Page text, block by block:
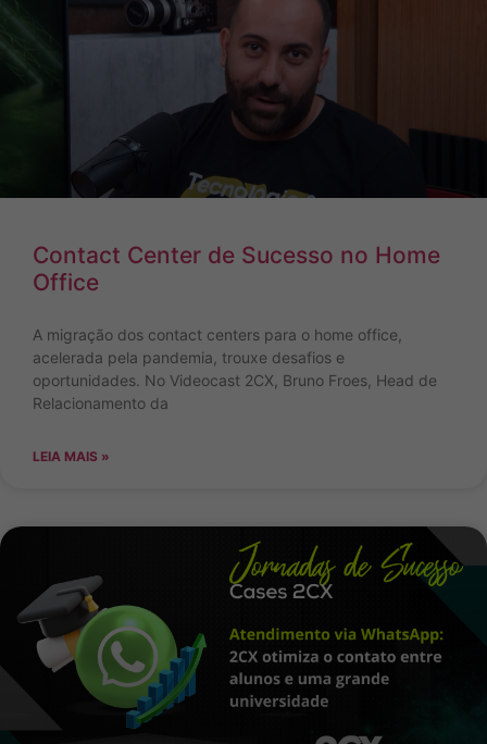
Contact Center de Sucesso no Home
Office
A migração dos contact centers para o home office,
acelerada pela pandemia, trouxe desafios e
oportunidades. No Videocast 2CX, Bruno Froes, Head de
Relacionamento da
LEIA MAIS »